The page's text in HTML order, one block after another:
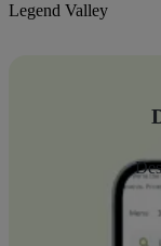
Legend Valley